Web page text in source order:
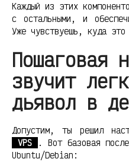
Каждый из этих
с остальными, и
Уже чувствуешь, куда это
Пошаговая
звучит
дьявол в
Допустим, ты решил
VPS
. Вот базовая
Ubuntu/Debian: